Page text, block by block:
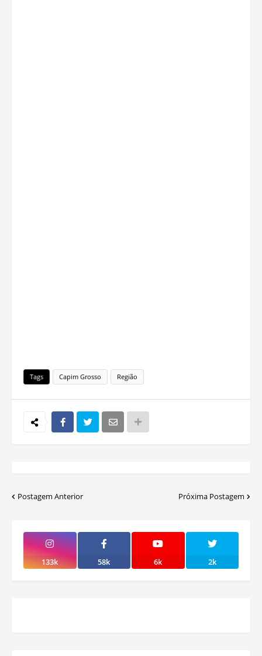
Tags Capim Grosso Região
Postagem Anterior Próxima Postagem
133k 58k 6k 2k